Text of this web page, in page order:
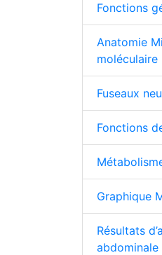
Fonctions
Anatomie
moléculaire
Fuseaux
Fonctions
Graphique
Résultats
abdominale